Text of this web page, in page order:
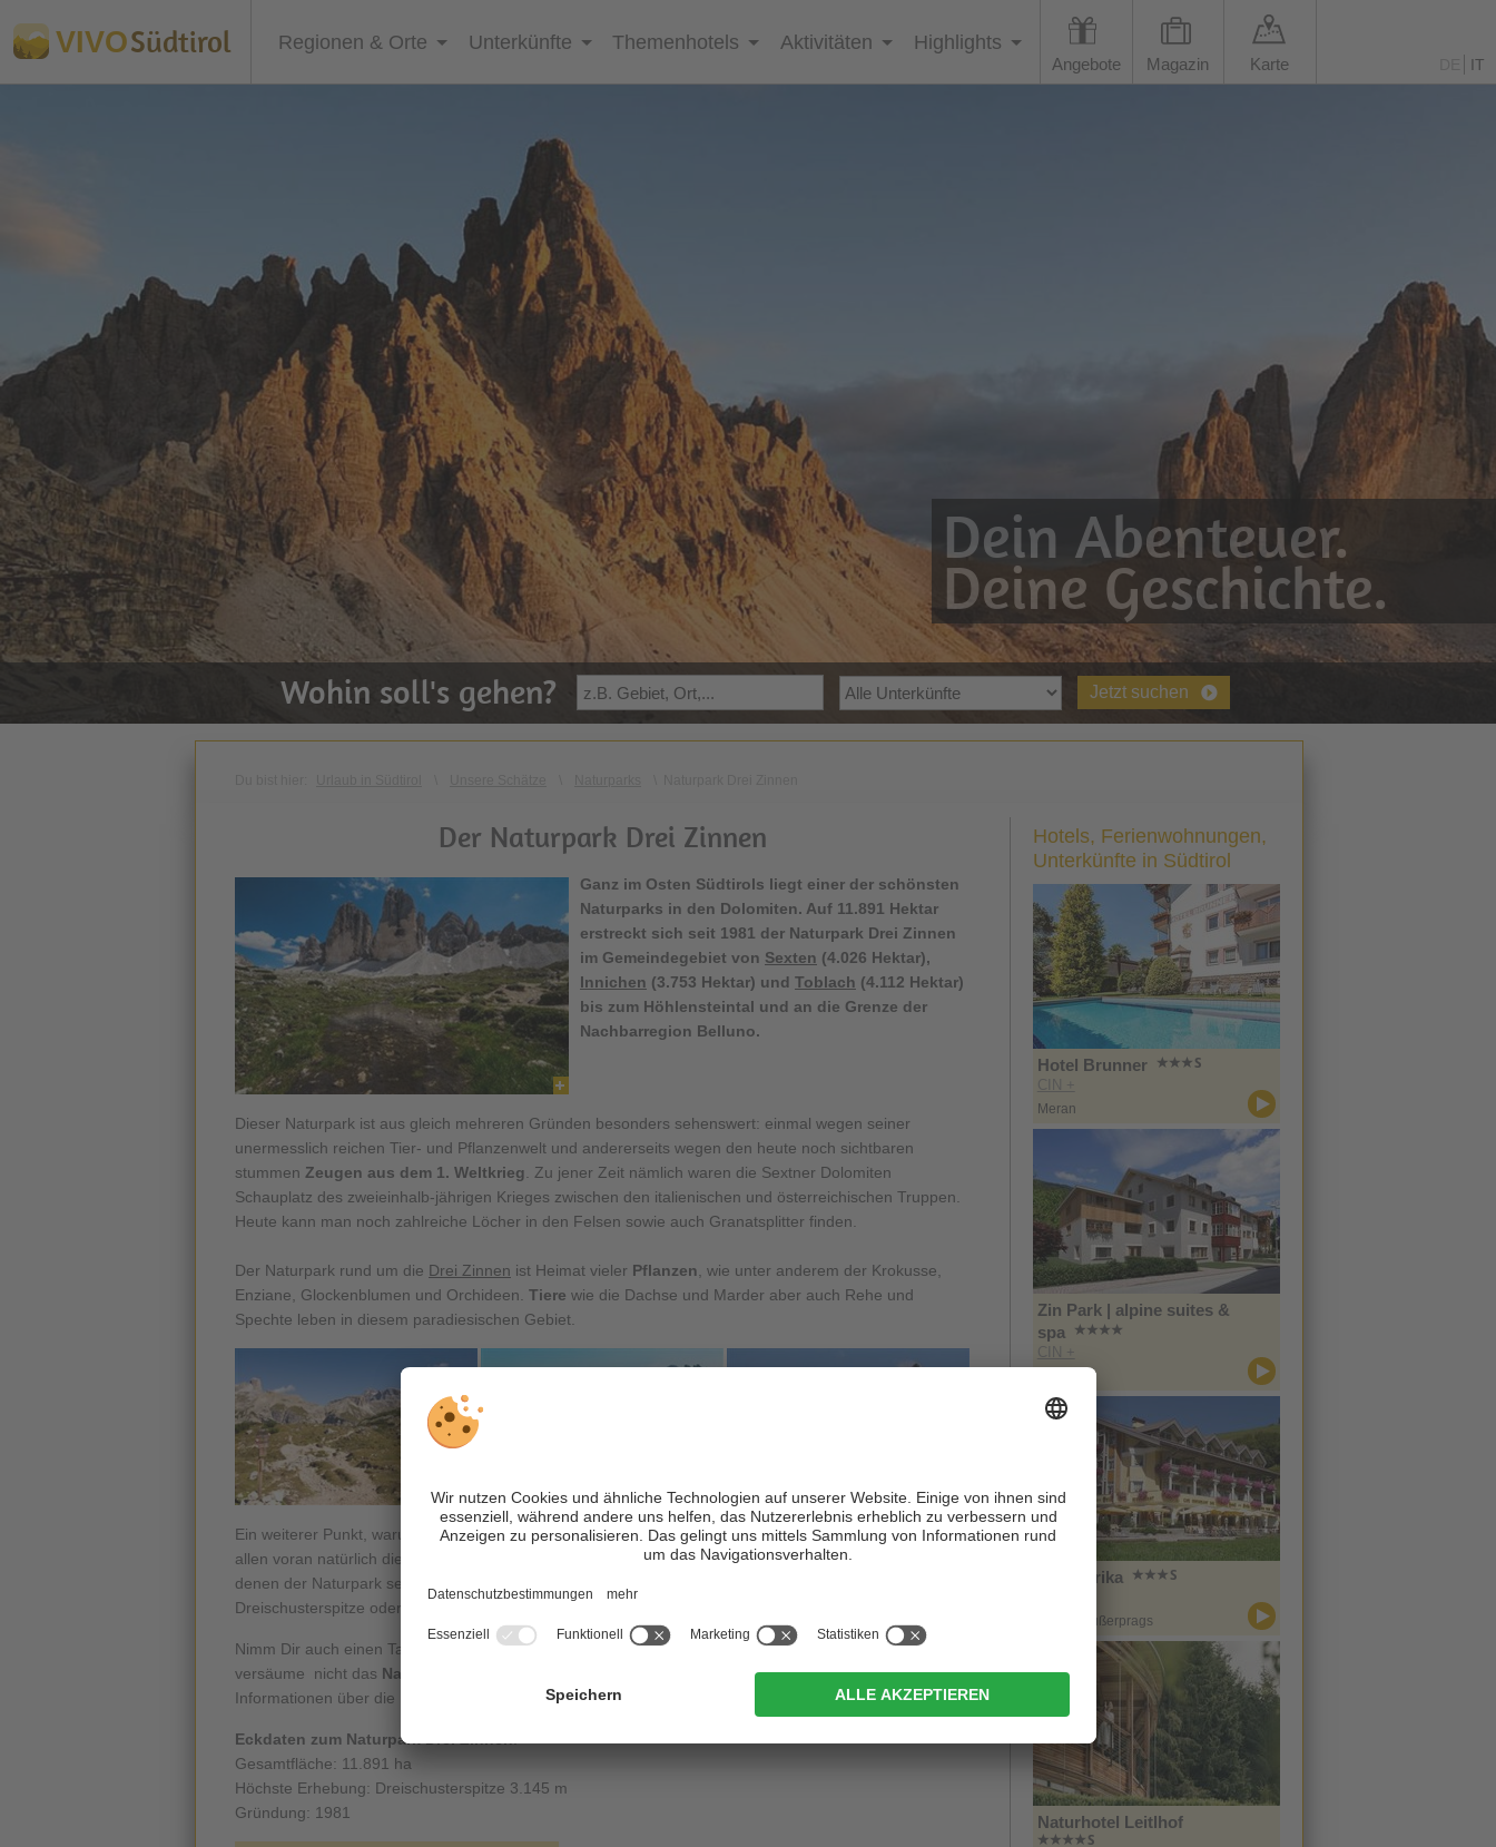
VIVOSüdtirol Regionen & Orte Unterkünfte Themenhotels Aktivitäten Highlights
Angebote Magazin Karte IT
Dein Abenteuer.
Deine Geschichte.
Wohin soll's gehen? Jetzt suchen
Der Naturpark Drei Zinnen
Ganz im Osten Südtirols liegt einer der schönsten
Naturparks in den Dolomiten. Auf 11.891 Hektar
erstreckt sich seit 1981 der Naturpark Drei Zinnen
im Gemeindegebiet von Sexten (4.026 Hektar),
Innichen (3.753 Hektar) und Toblach (4.112 Hektar)
bis zum Höhlensteintal und an die Grenze der
Nachbarregion Belluno.
Dieser Naturpark ist aus gleich mehreren Gründen besonders sehenswert: einmal wegen seiner
unermesslich reichen Tier- und Pflanzenwelt und andererseits wegen den heute noch sichtbaren
stummen Zeugen aus dem 1. Weltkrieg . Zu jener Zeit nämlich waren die Sextner Dolomiten
Schauplatz des zweieinhalb-jährigen Krieges zwischen den italienischen und österreichischen Truppen.
Heute kann man noch zahlreiche Löcher in den Felsen sowie auch Granatsplitter finden.
Der Naturpark rund um die Drei Zinnen ist Heimat vieler Pflanzen , wie unter anderem der Krokusse,
Enziane, Glockenblumen und Orchideen. Tiere wie die Dachse und Marder aber auch Rehe und
Spechte leben in diesem paradiesischen Gebiet.
Ein weiterer Punkt, warum derNaturpark Drei Zinnenso sehenswert ist, sind seine berühmten Gipfel,
allen voran natürlich die
, welche auch das Symbol desUNESCO Weltnaturerbes
denen der Naturpark seit dem Jahre 2009 gehört. Nicht minder einzigartig aber auch die
Dreischusterspitze oder der Zwölferkofel.
Nimm Dir auch einen Tag Zeit und wandere mit offenen und aufmerksamen Augen durch die Natur und
versäume nicht das Naturparkhaus Drei Zinnen in Toblach
zu besuchen, welches viele interessante
Informationen über die Kultur- und Naturlandschaft des Naturparkes bietet.
Eckdaten zum Naturpark Drei Zinnen
Gesamtfläche: 11.891 ha
Höchste Erhebung: Dreischusterspitze 3.145 m
Gründung: 1981
Hotels, Ferienwohnungen,
Unterkünfte in Südtirol
Hotel Brunner
CIN +
Meran
Zin Park | alpine suites &
spa
CIN +
Hotel Erika
Prags / Außerprags
Naturhotel Leitlhof